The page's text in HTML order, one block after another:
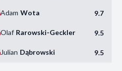
Adam Wota 9.7
Olaf Rarowski-Geckler 9.5
Julian Dąbrowski 9.5